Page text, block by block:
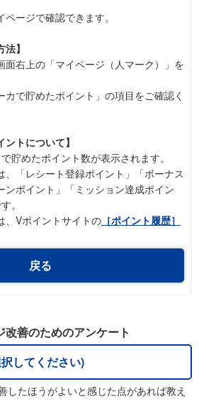
ージで確認できます。
】
面右上の「マイページ（人マーク）」を
で貯めたポイント」の項目をご確認く
ントについて】
貯めたポイント数が表示されます。
、「レシート登録ポイント」「ボーナス
ンポイント」「ミッション達成ポイン
。
、Vポイントサイトの ［ポイント履歴］
戻る
善のためのアンケート
してください)
したほうがよいと感じた点があれば教え